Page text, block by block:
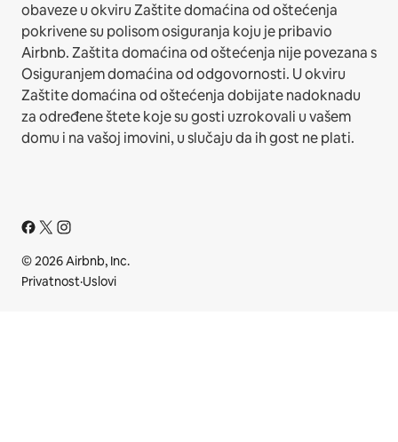
obaveze u okviru Zaštite domaćina od oštećenja
pokrivene su polisom osiguranja koju je pribavio
Airbnb. Zaštita domaćina od oštećenja nije povezana s
Osiguranjem domaćina od odgovornosti. U okviru
Zaštite domaćina od oštećenja dobijate nadoknadu
za određene štete koje su gosti uzrokovali u vašem
domu i na vašoj imovini, u slučaju da ih gost ne plati.
© 2026 Airbnb, Inc.
Privatnost·Uslovi